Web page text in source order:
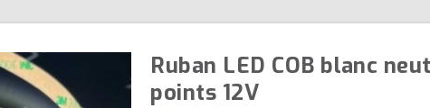
Ruban LED COB blanc
points 12V